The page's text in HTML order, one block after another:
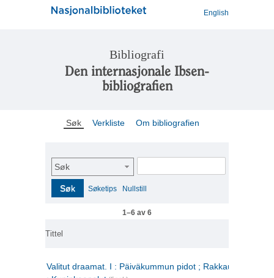
English
Bibliografi
Den internasjonale Ibsen-
bibliografien
Søk Verkliste Om bibliografien
Søk
Søk Søketips Nullstill
1–6 av 6
Tittel
Valitut draamat. I : Päiväkummun pidot ; Rakkauden